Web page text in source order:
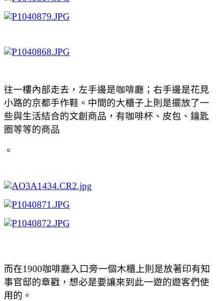
往一樓內部走去，左手邊是咖啡廳；右手邊是花見
小路的京都手作鞋。中間的大櫃子上則是擺放了一
些與生活結合的文創商品，有咖啡杯、皮包、鑰匙
圈等等的商品
。
而在1900咖啡廳入口旁一個木櫃上則是放著印有知
事官邸的章戳，想必是要讓來到此一遊的遊客們使
用的。